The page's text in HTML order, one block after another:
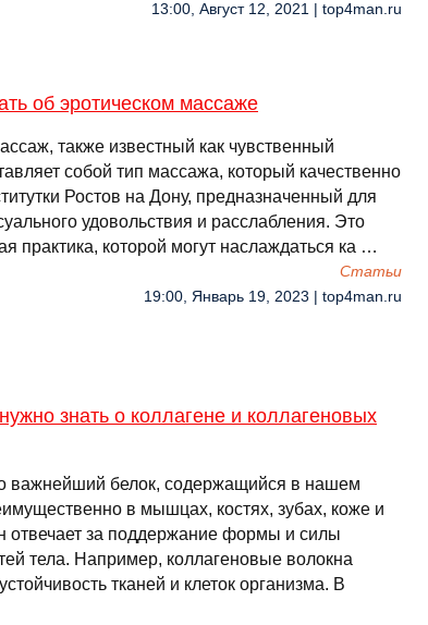
13:00, Август 12, 2021 | top4man.ru
об эротическом массаже
также известный как чувственный
собой тип массажа, который качественно
Ростов на Дону, предназначенный для
удовольствия и расслабления. Это
практика, которой могут наслаждаться ка …
Cтатьи
19:00, Январь 19, 2023 | top4man.ru
знать о коллагене и коллагеновых
важнейший белок, содержащийся в нашем
в мышцах, костях, зубах, коже и
отвечает за поддержание формы и силы
тела. Например, коллагеновые волокна
тканей и клеток организма. В